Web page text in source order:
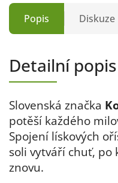
Popis Diskuze
Detailní
Slovenská značka
potěší každého
Spojení lískových
soli vytváří chuť, po
znovu.